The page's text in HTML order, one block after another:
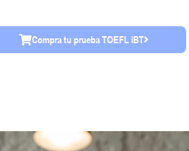
Compra tu prueba TOEFL iBT